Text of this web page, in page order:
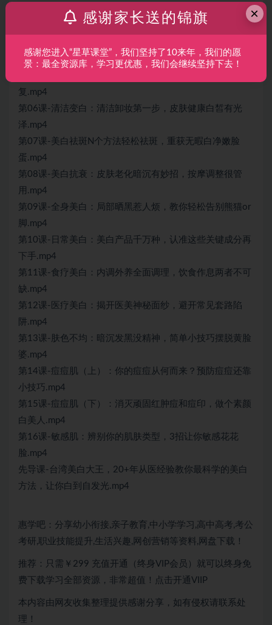
第03课-硬防晒：必备防晒小物件，隔绝无孔不入的紫外
同.mp4
复.mp4
第06课-清洁变白：清洁卸妆第一步，皮肤健康白皙有光
泽.mp4
第07课-美白祛斑N个方法轻松祛斑，重获无暇白净嫩脸
蛋.mp4
第08课-美白抗衰：皮肤老化暗沉有妙招，按摩调整很管
用.mp4
第09课-全身美白：局部晒黑惹人烦，教你轻松告别熊猫or
脚.mp4
第10课-日常美白：美白产品千万种，认准这些关键成分再
下手.mp4
第11课-食疗美白：内调外养全面调理，饮食作息两者不可
缺.mp4
第12课-医疗美白：揭开医美神秘面纱，避开常见套路陷
阱.mp4
第13课-肤色不均：暗沉发黑没精神，简单小技巧摆脱黄脸
婆.mp4
第14课-痘痘肌（上）：你的痘痘从何而来？预防痘痘还靠
小技巧.mp4
第15课-痘痘肌（下）：消灭顽固红肿痘和痘印，做个素颜
白美人.mp4
第16课-敏感肌：辨别你的肌肤类型，3招让你敏感花花
脸.mp4
先导课-台湾美白大王，20+年从医经验教你最科学的美白
方法，让你白到自发光.mp4
惠学吧：分享幼小衔接,亲子教育,中小学学习,高中高考,考公
考研,职业技能提升,生活兴趣,网创营销等资料,网盘下载！
推荐：只需￥299 充值开通（终身VIP会员）就可以 终身免
费下载学习全部资源，非常超值！点击开通VIIP
本内容由网友收集整理提供感谢分享，如有侵权请联系处
理！
×
感谢家长送的锦旗
感谢您进入“星草课堂”，我们坚持了10来年，我们的愿
景：最全资源库，学习更优惠，我们会继续坚持下去！